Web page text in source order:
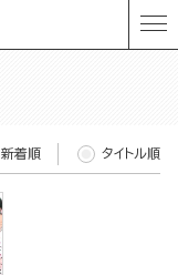
新着順 タイトル順